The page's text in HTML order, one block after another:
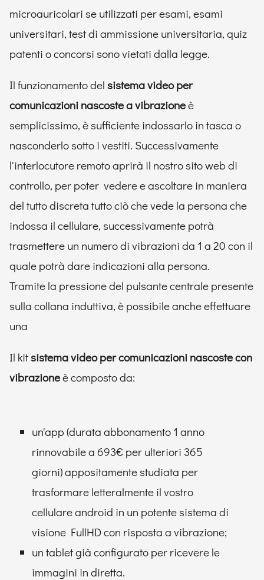
microauricolari se utilizzati per esami, esami
universitari, test di ammissione universitaria, quiz
patenti o concorsi sono vietati dalla legge.
Il funzionamento del sistema video per
comunicazioni nascoste a vibrazioneè
semplicissimo, è sufficiente indossarlo in tasca o
nasconderlo sotto i vestiti. Successivamente
l'interlocutore remoto aprirà il nostro sito web di
controllo, per poter vedere e ascoltare in maniera
del tutto discreta tutto ciò che vede la persona che
indossa il cellulare, successivamente potrà
trasmettere un numero di vibrazioni da 1 a 20 con il
quale potrà dare indicazioni alla persona.
Tramite la pressione del pulsante centrale presente
sulla collana induttiva, è possibile anche effettuare
una
Il kitsistema video per comunicazioni nascoste con
vibrazioneè composto da:
un'app (durata abbonamento 1 anno
rinnovabile a 693€ per ulteriori 365
giorni) appositamente studiata per
trasformare letteralmente il vostro
cellulare android in un potente sistema di
visione FullHD con risposta a vibrazione;
un tablet già configurato per ricevere le
immagini in diretta.